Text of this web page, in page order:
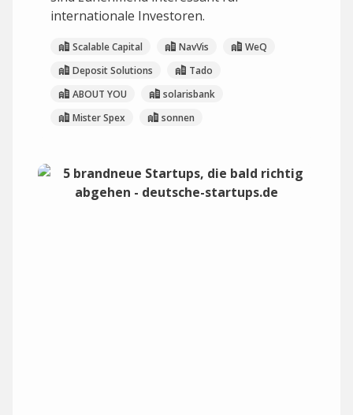
internationale Investoren.
Scalable Capital NavVis
WeQ
Deposit Solutions
Tado
ABOUT YOU
solarisbank
Mister Spex
sonnen